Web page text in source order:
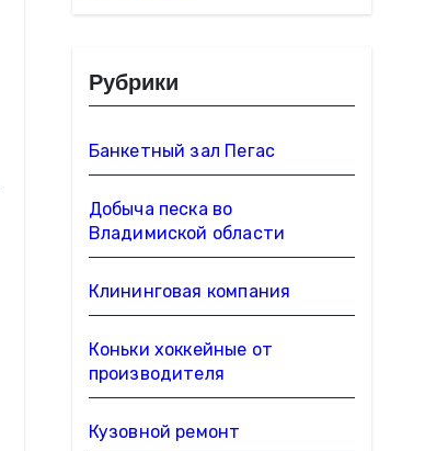
Рубрики
Банкетный зал Пегас
Добыча песка во
Владимиской области
Клининговая компания
Коньки хоккейные от
производителя
Кузовной ремонт